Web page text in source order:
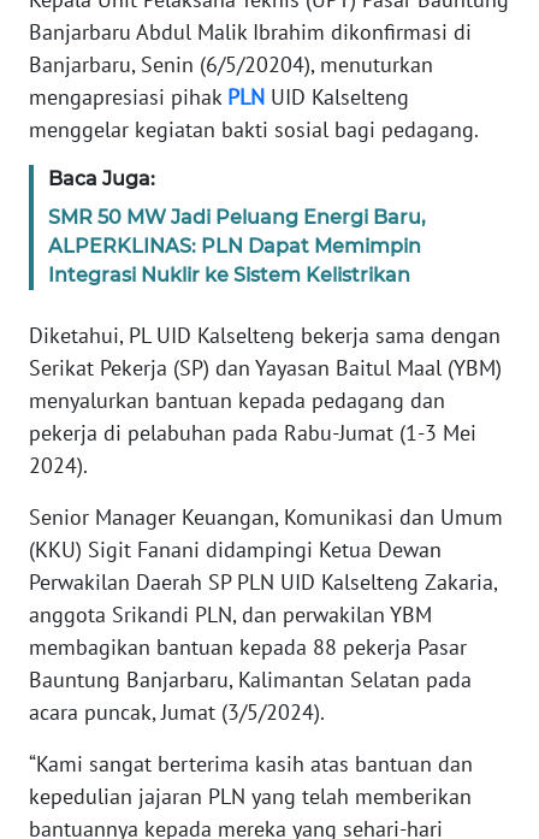
Banjarbaru Abdul Malik Ibrahim dikonfirmasi di
Banjarbaru, Senin (6/5/20204), menuturkan
mengapresiasi pihak PLN UID Kalselteng
menggelar kegiatan bakti sosial bagi pedagang.
Baca Juga:
SMR 50 MW Jadi Peluang Energi Baru,
ALPERKLINAS: PLN Dapat Memimpin
Integrasi Nuklir ke Sistem Kelistrikan
Diketahui, PL UID Kalselteng bekerja sama dengan
Serikat Pekerja (SP) dan Yayasan Baitul Maal (YBM)
menyalurkan bantuan kepada pedagang dan
pekerja di pelabuhan pada Rabu-Jumat (1-3 Mei
2024).
Senior Manager Keuangan, Komunikasi dan Umum
(KKU) Sigit Fanani didampingi Ketua Dewan
Perwakilan Daerah SP PLN UID Kalselteng Zakaria,
anggota Srikandi PLN, dan perwakilan YBM
membagikan bantuan kepada 88 pekerja Pasar
Bauntung Banjarbaru, Kalimantan Selatan pada
acara puncak, Jumat (3/5/2024).
“Kami sangat berterima kasih atas bantuan dan
kepedulian jajaran PLN yang telah memberikan
bantuannya kepada mereka yang sehari-hari
WN
SUMUT
WN
JAKARTA
WN
JABAR
BANTEN
NTT
WN
WN
PAPUA
WN
PAPUA
BARAT
WN
RIAU